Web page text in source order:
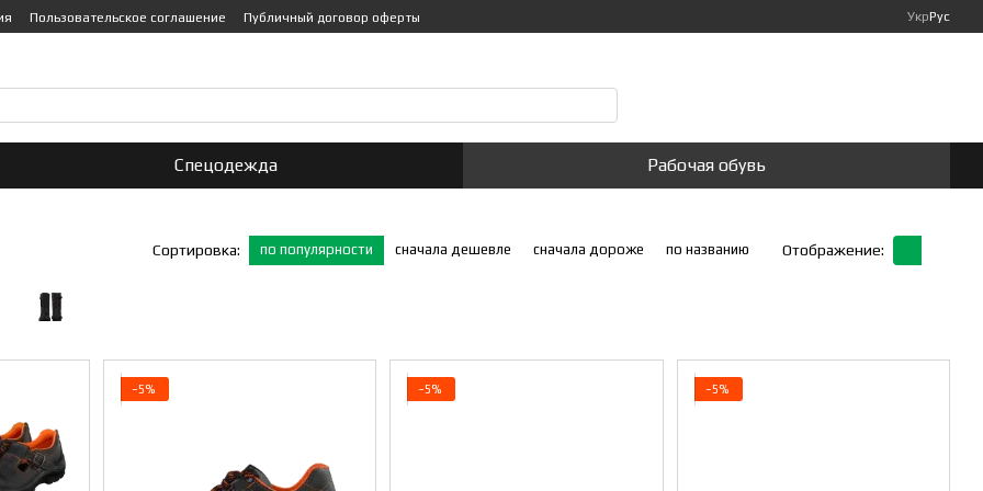
Пользовательское соглашение Публичный договор оферты УкрРус
Спецодежда Рабочая обувь
Сортировка: по популярности сначала дешевле сначала дороже по названию Отображение:
−5% −5% −5%